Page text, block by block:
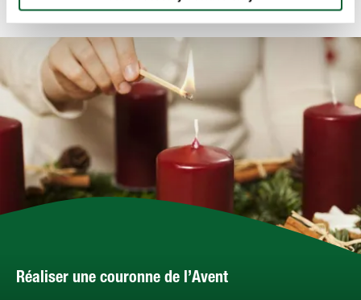
Réaliser une couronne de l’Avent